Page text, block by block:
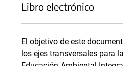
Libro electrónico
El objetivo de este
los ejes transversales para